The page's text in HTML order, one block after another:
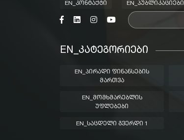
EN_ᲙᲝᲜᲢᲐᲥᲢᲘ EN_ᲞᲣᲑᲚᲘᲙᲐᲪᲘᲔᲑᲘ
EN_ᲙᲐᲢᲔᲒᲝᲠᲘᲔᲑᲘ
EN_ᲞᲘᲠᲐᲓᲘ ᲤᲘᲜᲐᲜᲡᲔᲑᲘᲡ
ᲛᲐᲠᲗᲕᲐ
EN_ᲛᲝᲛᲮᲛᲐᲠᲔᲑᲚᲘᲡ
ᲣᲤᲚᲔᲑᲔᲑᲘ
EN_ᲡᲐᲪᲓᲔᲚᲘ ᲒᲕᲔᲠᲓᲘ 1